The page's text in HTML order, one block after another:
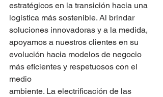
estratégicos en la transición hacia una
logística más sostenible. Al brindar
soluciones innovadoras y a la medida,
apoyamos a nuestros clientes en su
evolución hacia modelos de negocio
más eficientes y respetuosos con el
medio
ambiente. La electrificación de las